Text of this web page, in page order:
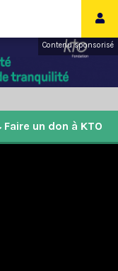
Contenu sponsorisé
Faire un don à KTO